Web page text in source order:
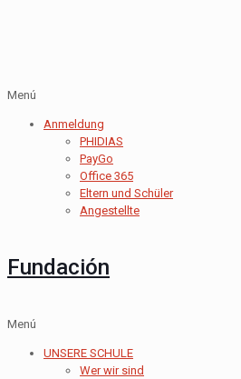
Menú
Anmeldung
PHIDIAS
PayGo
Office 365
Eltern und Schüler
Angestellte
Fundación
Menú
UNSERE SCHULE
Wer wir sind